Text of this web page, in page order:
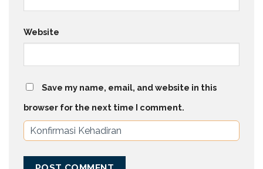
Website
Save my name, email, and website in this
browser for the next time I comment.